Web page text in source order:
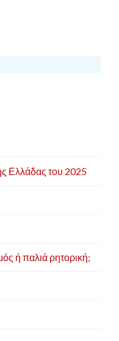
Ελλάδας του 2025
ή παλιά ρητορική;